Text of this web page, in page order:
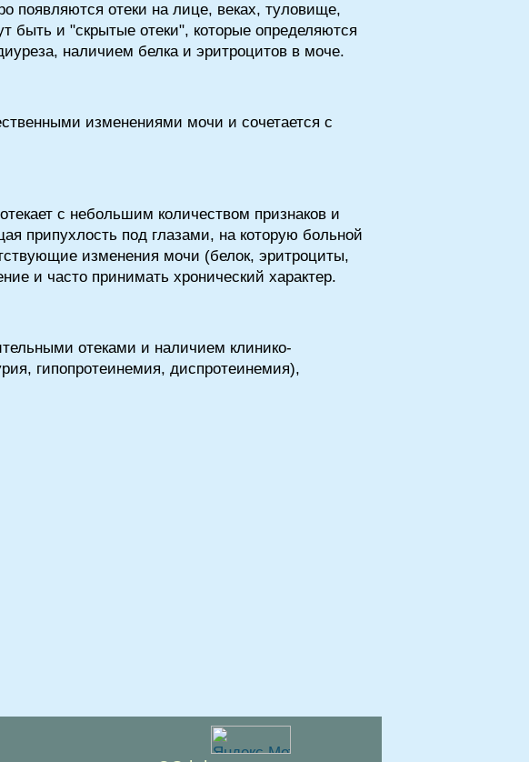
появляются отеки на лице, веках, туловище,
быть и "скрытые отеки", которые определяются
наличием белка и эритроцитов в моче.
изменениями мочи и сочетается с
с небольшим количеством признаков и
припухлость под глазами, на которую больной
изменения мочи (белок, эритроциты,
и часто принимать хронический характер.
отеками и наличием клинико-
гипопротеинемия, диспротеинемия),